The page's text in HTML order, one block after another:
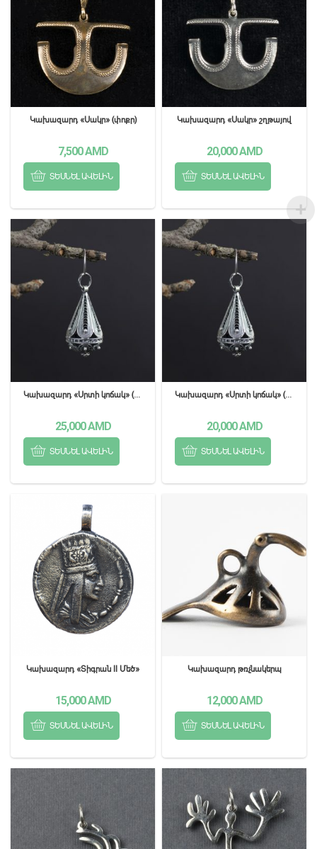
Կախազարդ «Սակր» (փոքր)
7,500AMD
ՏԵՍՆԵԼ ԱՎԵԼԻՆ
Կախազարդ «Սակր» շղթայով
20,000AMD
ՏԵՍՆԵԼ ԱՎԵԼԻՆ
Կախազարդ «Սրտի կոճակ» (մեծ)
25,000AMD
ՏԵՍՆԵԼ ԱՎԵԼԻՆ
Կախազարդ «Սրտի կոճակ» (փոքր)
20,000AMD
ՏԵՍՆԵԼ ԱՎԵԼԻՆ
Կախազարդ «Տիգրան II Մեծ»
15,000AMD
ՏԵՍՆԵԼ ԱՎԵԼԻՆ
Կախազարդ թռչնակերպ
12,000AMD
ՏԵՍՆԵԼ ԱՎԵԼԻՆ